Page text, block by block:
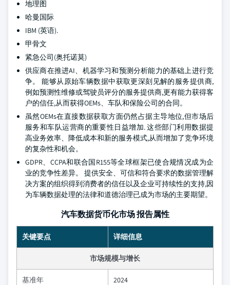
地理图
哈曼国际
IBM (英语).
甲骨文
紧急公司(奥托诺莫)
供应商在推进AI、机器学习和预测分析能力的基础上进行竞
争。 能够从原始车辆数据中获取更深刻见解的服务提供商,
例如预测性维修或驾驶员评分的服务提供商,更有能力获得客
户的信任,从而获得OEMs、车队和保险公司的合同。
虽然OEMs在直接数据获取方面仍然占据主导地位,但市场后
服务和车队运营商的重要性日益增加. 这些部门利用数据提
高业务效率、降低成本和新的服务模式,从而增加了竞争环境
的复杂性和机会。
GDPR、CCPA和联合国R155等全球框架已使合规情况成为企
业的竞争性差异。 提供安全、可信和符合要求的数据管理解
决方案的组织得到消费者的信任以及企业可持续性的支持,因
为车辆数据处理的法律和道德治理已成为市场的主要期望。
汽车数据货币化市场 报告属性
关键要点 详细信息
市场规模与增长
基准年 2024